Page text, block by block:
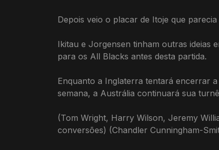
Depois veio o placar de Itoje que
Ikitau e Jorgensen tinham outras ideias
para os All Blacks antes desta partida.
Enquanto a Inglaterra tentará encerrar
semana, a Austrália continuará sua
(Tom Wright, Harry Wilson, Jeremy
conversões) (Chandler Cunningham-